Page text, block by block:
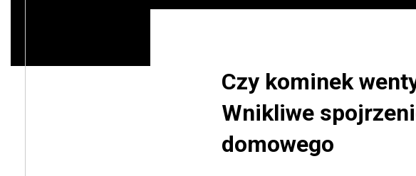
Czy kominek
Wnikliwe
domowego